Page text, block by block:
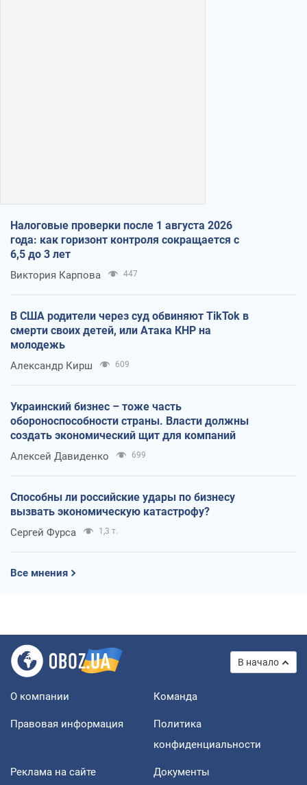
Налоговые проверки после 1 августа 2026
года: как горизонт контроля сокращается с
6,5 до 3 лет
Виктория Карпова 447
В США родители через суд обвиняют TikTok в
смерти своих детей, или Атака КНР на
молодежь
Александр Кирш 609
Украинский бизнес – тоже часть
обороноспособности страны. Власти должны
создать экономический щит для компаний
Алексей Давиденко 699
Способны ли российские удары по бизнесу
вызвать экономическую катастрофу?
Сергей Фурса 1,3 т.
Все мнения
В начало
О компании Команда
Правовая информация
Политика
конфиденциальности
Реклама на сайте Документы